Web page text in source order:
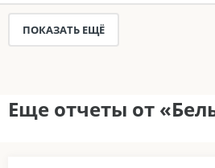
ПОКАЗАТЬ ЕЩЁ
Еще отчеты от